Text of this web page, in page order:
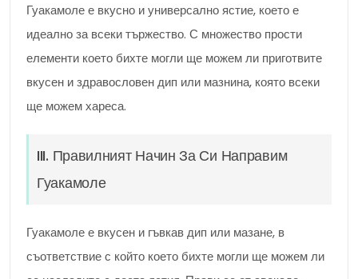
Гуакамоле е вкусно и универсално ястие, което е
идеално за всеки тържество. С множество прости
елементи което бихте могли ще можем ли приготвите
вкусен и здравословен дип или мазнина, която всеки
ще можем хареса.
III. Правилният Начин За Си Направим
Гуакамоле
Гуакамоле е вкусен и гъвкав дип или мазане, в
съответствие с който което бихте могли ще можем ли